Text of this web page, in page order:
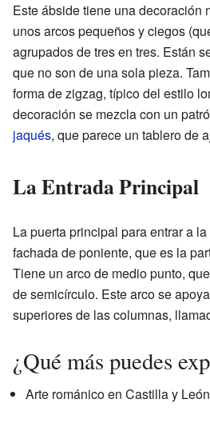
Este ábside tiene una decoración
unos arcos pequeños y ciegos
agrupados de tres en tres. Están
que no son de una sola pieza.
forma de zigzag, típico del estilo
decoración se mezcla con un
jaqués, que parece un tablero de
La Entrada Principal
La puerta principal para entrar a
fachada de poniente, que es la
Tiene un arco de medio punto,
de semicírculo. Este arco se
superiores de las columnas,
¿Qué más puedes
Arte románico en Castilla y León